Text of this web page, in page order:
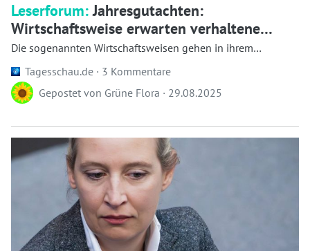
Leserforum:Jahresgutachten:
Wirtschaftsweise erwarten verhaltene
Erholung
Die sogenannten Wirtschaftsweisen gehen in ihrem
Tagesschau.de · 3 Kommentare
Gepostet von Grüne Flora · 29.08.2025